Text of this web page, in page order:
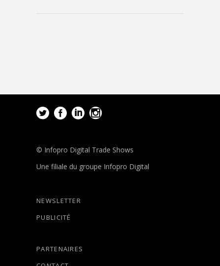
© Infopro Digital Trade Shows
Une filiale du groupe Infopro Digital
NEWSLETTER
PUBLICITÉ
PARTENAIRES